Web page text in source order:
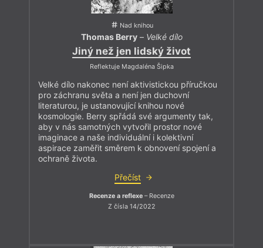
Nad knihou
Thomas Berry– Velké dílo
Jiný než jen lidský život
Reflektuje Magdaléna Šipka
Velké dílo nakonec není aktivistickou příručkou
pro záchranu světa a není jen duchovní
literaturou, je ustanovující knihou nové
kosmologie. Berry spřádá své argumenty tak,
aby v nás samotných vytvořil prostor nové
imaginace a naše individuální i kolektivní
aspirace zaměřit směrem k obnovení spojení a
ochraně života.
Přečíst
Recenze a reflexe– Recenze
Z čísla 14/2022